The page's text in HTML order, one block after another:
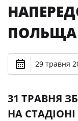
ПОЛЬЩА
29 травня
31 ТРАВНЯ
НА